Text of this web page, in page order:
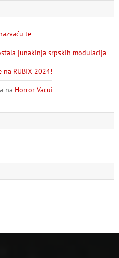
te
junakinja srpskih modulacija
na RUBIX 2024!
na Horror Vacui